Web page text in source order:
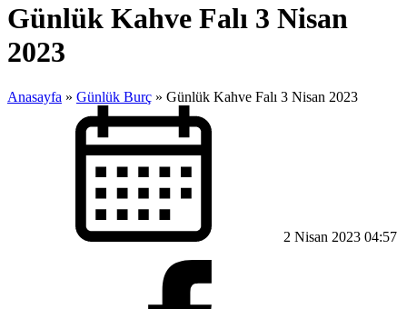
Günlük Kahve Falı 3 Nisan
2023
Anasayfa » Günlük Burç » Günlük Kahve Falı 3 Nisan 2023
2 Nisan 2023 04:57